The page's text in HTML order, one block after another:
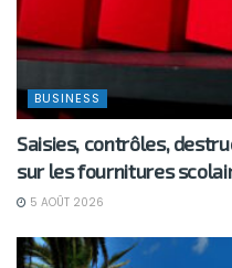
BUSINESS
Saisies, contrôles,
sur les fournitures
5 AOÛT 2026